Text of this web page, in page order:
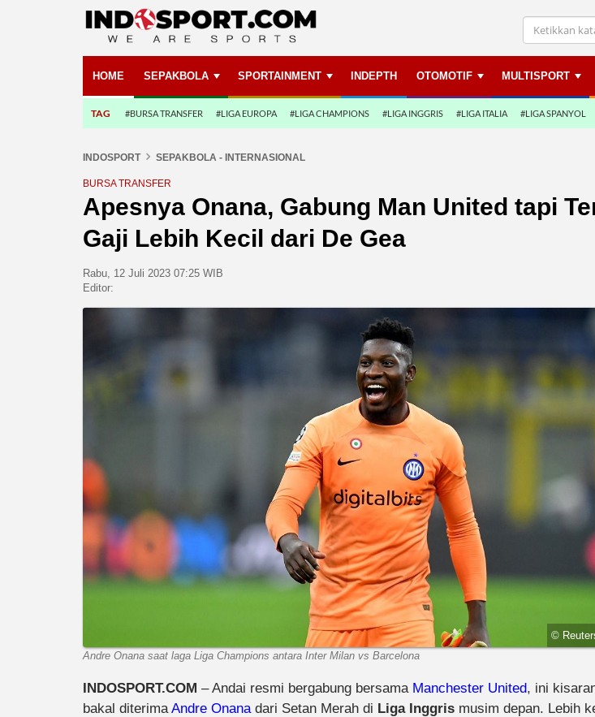
HOME SEPAKBOLA SPORTAINMENT INDEPTH OTOMOTIF MULTISPORT
TAG #BURSA TRANSFER #LIGA EUROPA #LIGA CHAMPIONS #LIGA INGGRIS #LIGA ITALIA #LIGA SPANYOL
INDOSPORT SEPAKBOLA - INTERNASIONAL
BURSA TRANSFER
Apesnya Onana, Gabung Man United tapi
Gaji Lebih Kecil dari De Gea
Rabu, 12 Juli 2023 07:25 WIB
Editor:
©
Andre Onana saat laga Liga Champions antara Inter Milan vs Barcelona
INDOSPORT.COM – Andai resmi bergabung bersama Manchester United, ini
bakal diterimaAndre Onanadari Setan Merah di Liga Inggris musim depan. Lebih